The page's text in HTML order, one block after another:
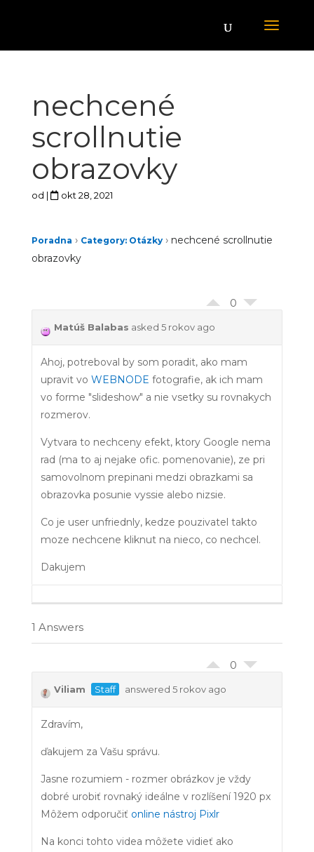
nechcené
scrollnutie
obrazovky
od | okt 28, 2021
Poradna › Category: Otázky› nechcené scrollnutie
obrazovky
0
Matúš Balabas asked 5 rokov ago
Ahoj, potreboval by som poradit, ako mam
upravit vo WEBNODE fotografie, ak ich mam
vo forme "slideshow" a nie vsetky su rovnakych
rozmerov.
Vytvara to nechceny efekt, ktory Google nema
rad (ma to aj nejake ofic. pomenovanie), ze pri
samovolnom prepinani medzi obrazkami sa
obrazovka posunie vyssie alebo nizsie.
Co je user unfriednly, kedze pouzivatel takto
moze nechcene kliknut na nieco, co nechcel.
Dakujem
1 Answers
0
Viliam Staff answered 5 rokov ago
Zdravím,
ďakujem za Vašu správu.
Jasne rozumiem - rozmer obrázkov je vždy
dobré urobiť rovnaký ideálne v rozlíšení 1920 px
Môžem odporučiť online nástroj Pixlr
Na konci tohto videa môžete vidieť ako